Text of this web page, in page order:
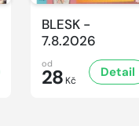
BLESK -
7.8.2026
od
28 Kč
Detail